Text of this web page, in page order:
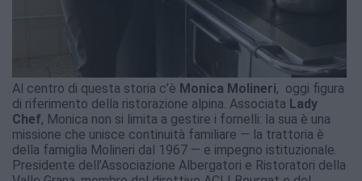
Al centro di questa storia c’è Monica Molineri, oggi figura
di riferimento della ristorazione alpina. Associata Lady
Chef, Monica non si limita a gestire i fornelli: la sua è una
missione che unisce continuità familiare — la trattoria è
della famiglia Molineri dal 1967 — e impegno istituzionale.
Presidente dell’Associazione Albergatori e Ristoratori della